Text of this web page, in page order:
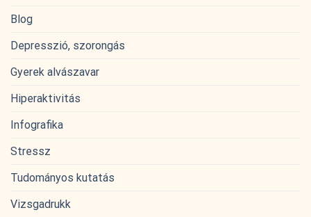
Blog
Depresszió, szorongás
Gyerek alvászavar
Hiperaktivitás
Infografika
Stressz
Tudományos kutatás
Vizsgadrukk